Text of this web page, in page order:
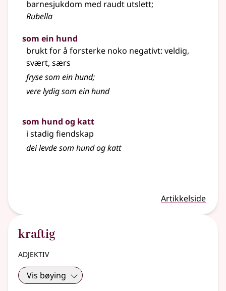
barnesjukdom med raudt utslett;
Rubella
som ein hund
brukt for å forsterke noko negativt: veldig,
svært, særs
fryse som ein hund;
vere lydig som ein hund
som hund og katt
i stadig fiendskap
dei levde som hund og katt
Artikkelside
kraftig
adjektiv
Vis bøying